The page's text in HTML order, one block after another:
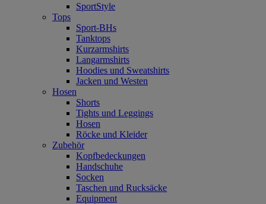
SportStyle
Tops
Sport-BHs
Tanktops
Kurzarmshirts
Langarmshirts
Hoodies und Sweatshirts
Jacken und Westen
Hosen
Shorts
Tights und Leggings
Hosen
Röcke und Kleider
Zubehör
Kopfbedeckungen
Handschuhe
Socken
Taschen und Rucksäcke
Equipment